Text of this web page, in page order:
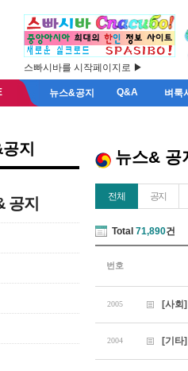
스빠시바를 시작페이지로 ▶
뉴스&공지 Q&A 벼룩
지
공지
뉴스& 공
전체 공지
Total 71,890건
번호
2005 [사회]
2004 [기타]